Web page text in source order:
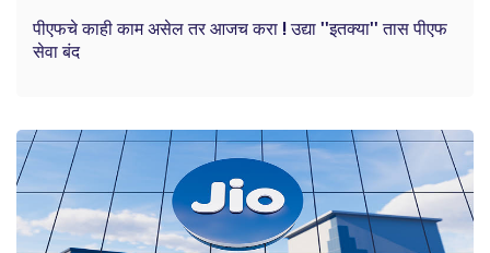
पीएफचे काही काम असेल तर आजच करा ! उद्या ''इतक्या'' तास पीएफ
सेवा बंद